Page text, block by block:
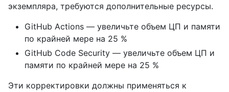
экземпляра, требуются дополнительные ресурсы.
GitHub Actions — увеличьте объем ЦП и памяти
по крайней мере на 25 %
GitHub Code Security — увеличьте объем ЦП и
памяти по крайней мере на 25 %
Эти корректировки должны применяться к